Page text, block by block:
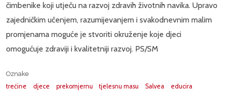
čimbenike koji utječu na razvoj zdravih životnih navika. Upravo
zajedničkim učenjem, razumijevanjem i svakodnevnim malim
promjenama moguće je stvoriti okruženje koje djeci
omogućuje zdraviji i kvalitetniji razvoj. PS/SM
Oznake
trećine
djece prekomjernu tjelesnu masu Salvea
educira